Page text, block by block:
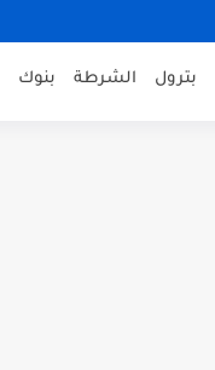
بترول الشرطة بنوك